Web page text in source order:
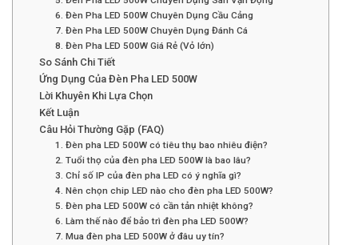
6. Đèn Pha LED 500W Chuyên Dụng Cầu Cảng
7. Đèn Pha LED 500W Chuyên Dụng Đánh Cá
8. Đèn Pha LED 500W Giá Rẻ (Vỏ lớn)
So Sánh Chi Tiết
Ứng Dụng Của Đèn Pha LED 500W
Lời Khuyên Khi Lựa Chọn
Kết Luận
Câu Hỏi Thường Gặp (FAQ)
1. Đèn pha LED 500W có tiêu thụ bao nhiêu điện?
2. Tuổi thọ của đèn pha LED 500W là bao lâu?
3. Chỉ số IP của đèn pha LED có ý nghĩa gì?
4. Nên chọn chip LED nào cho đèn pha LED 500W?
5. Đèn pha LED 500W có cần tản nhiệt không?
6. Làm thế nào để bảo trì đèn pha LED 500W?
7. Mua đèn pha LED 500W ở đâu uy tín?